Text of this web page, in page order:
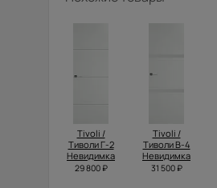
Tivoli /
Тиволи Г-2
Невидимка
29 800 ₽
Tivoli /
Тиволи В-4
Невидимка
31 500 ₽